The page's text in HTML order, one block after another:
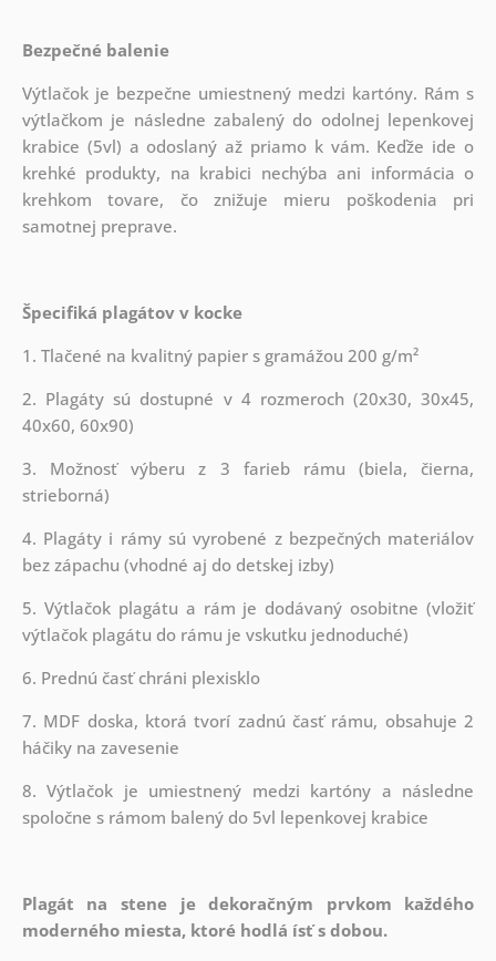
Bezpečné balenie
Výtlačok je bezpečne umiestnený medzi kartóny. Rám s
výtlačkom je následne zabalený do odolnej lepenkovej
krabice (5vl) a odoslaný až priamo k vám. Keďže ide o
krehké produkty, na krabici nechýba ani informácia o
krehkom tovare, čo znižuje mieru poškodenia pri
samotnej preprave.
Špecifiká plagátov v kocke
1. Tlačené na kvalitný papier s gramážou 200 g/m²
2. Plagáty sú dostupné v 4 rozmeroch (20x30, 30x45,
40x60, 60x90)
3. Možnosť výberu z 3 farieb rámu (biela, čierna,
strieborná)
4. Plagáty i rámy sú vyrobené z bezpečných materiálov
bez zápachu (vhodné aj do detskej izby)
5. Výtlačok plagátu a rám je dodávaný osobitne (vložiť
výtlačok plagátu do rámu je vskutku jednoduché)
6. Prednú časť chráni plexisklo
7. MDF doska, ktorá tvorí zadnú časť rámu, obsahuje 2
háčiky na zavesenie
8. Výtlačok je umiestnený medzi kartóny a následne
spoločne s rámom balený do 5vl lepenkovej krabice
Plagát na stene je dekoračným prvkom každého
moderného miesta, ktoré hodlá ísť s dobou.